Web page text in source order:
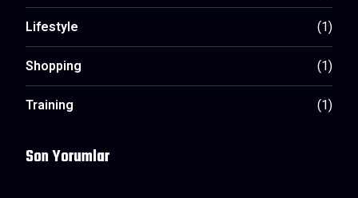
Lifestyle
(1)
Shopping
(1)
Training
(1)
Son Yorumlar